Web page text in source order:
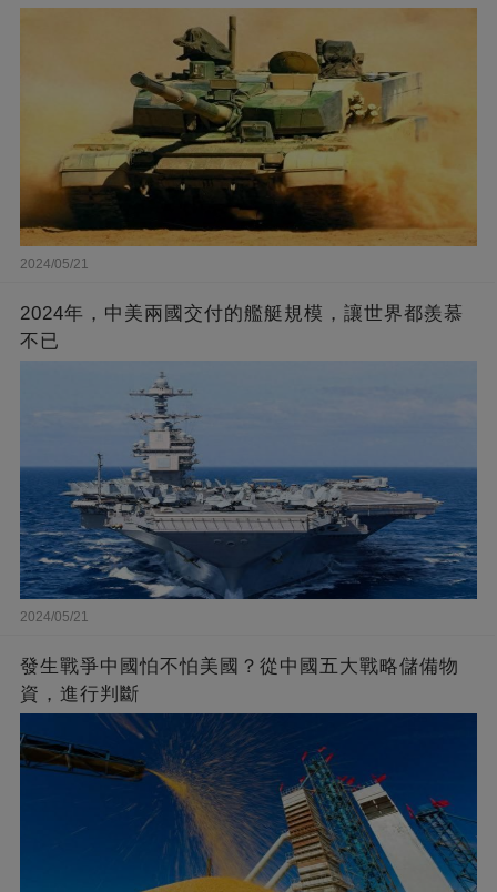
2024/05/21
2024年，中美兩國交付的艦艇規模，讓世界都羨慕
不已
2024/05/21
發生戰爭中國怕不怕美國？從中國五大戰略儲備物
資，進行判斷